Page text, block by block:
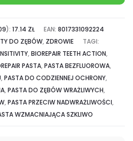
):17.14 ZŁ EAN:8017331092224
DO ZĘBÓW, ZDROWIE
TAGI:
,BIOREPAIR TEETH ACTION,
PASTA,PASTA BEZFLUOROWA,
,PASTA DO CODZIENNEJ OCHRONY,
,PASTA DO ZĘBÓW WRAŻLIWYCH,
,PASTA PRZECIW NADWRAŻLIWOŚCI,
WZMACNIAJĄCA SZKLIWO